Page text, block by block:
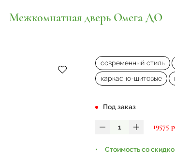
Межкомнатная дверь Омега ДО
современный стиль
каркасно-щитовые
Под заказ
19575
Стоимость со